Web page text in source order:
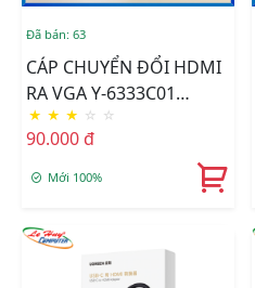
Đã bán: 63
CÁP CHUYỂN ĐỔI HDMI
RA VGA Y-6333C01
UNITEK
★ ★ ★ ☆ ☆
90.000 đ
Mới 100%